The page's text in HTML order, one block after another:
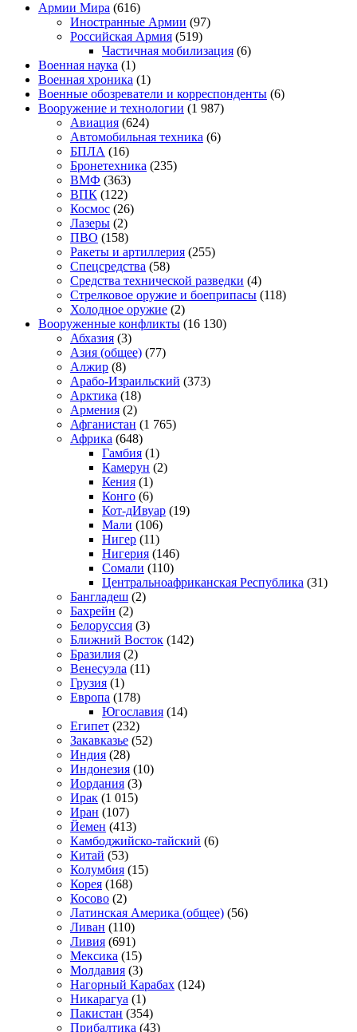
Армии Мира (616)
Иностранные Армии (97)
Российская Армия (519)
Частичная мобилизация (6)
Военная наука (1)
Военная хроника (1)
Военные обозреватели и корреспонденты (6)
Вооружение и технологии (1 987)
Авиация (624)
Автомобильная техника (6)
БПЛА (16)
Бронетехника (235)
ВМФ (363)
ВПК (122)
Космос (26)
Лазеры (2)
ПВО (158)
Ракеты и артиллерия (255)
Спецсредства (58)
Средства технической разведки (4)
Стрелковое оружие и боеприпасы (118)
Холодное оружие (2)
Вооруженные конфликты (16 130)
Абхазия (3)
Азия (общее) (77)
Алжир (8)
Арабо-Израильский (373)
Арктика (18)
Армения (2)
Афганистан (1 765)
Африка (648)
Гамбия (1)
Камерун (2)
Кения (1)
Конго (6)
Кот-дИвуар (19)
Мали (106)
Нигер (11)
Нигерия (146)
Сомали (110)
Центральноафриканская Республика (31)
Бангладеш (2)
Бахрейн (2)
Белоруссия (3)
Ближний Восток (142)
Бразилия (2)
Венесуэла (11)
Грузия (1)
Европа (178)
Югославия (14)
Египет (232)
Закавказье (52)
Индия (28)
Индонезия (10)
Иордания (3)
Ирак (1 015)
Иран (107)
Йемен (413)
Камбоджийско-тайский (6)
Китай (53)
Колумбия (15)
Корея (168)
Косово (2)
Латинская Америка (общее) (56)
Ливан (110)
Ливия (691)
Мексика (15)
Молдавия (3)
Нагорный Карабах (124)
Никарагуа (1)
Пакистан (354)
Прибалтика (43)